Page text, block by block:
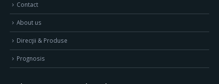
Contact
About us
Direcţii & Produse
Prognosis